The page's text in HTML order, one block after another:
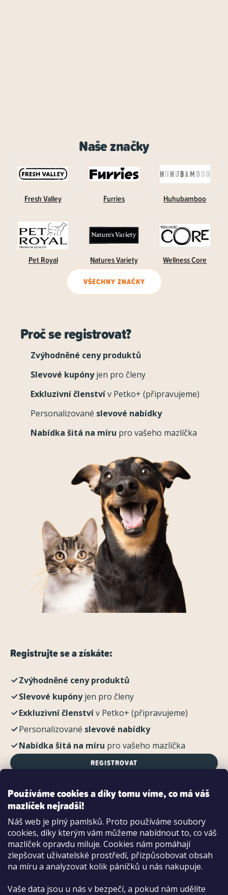
Používáme cookies a díky tomu víme, co má váš
mazlíček nejradši!
Náš web je plný pamlsků. Proto používáme soubory
cookies, díky kterým vám můžeme nabídnout to, co váš
mazlíček opravdu miluje. Cookies nám pomáhají
zlepšovat uživatelské prostředí, přizpůsobovat obsah
na míru a analyzovat kolik páníčků u nás nakupuje.
Vaše data jsou u nás v bezpečí, a pokud nám udělíte
Naše značky
Fresh Valley Furries Huhubamboo
Pet Royal Natures Variety Wellness Core
VŠECHNY ZNAČKY
Proč se registrovat?
Zvýhodněné ceny produktů
Slevové kupónyjen pro členy
Exkluzivní členstvív Petko+ (připravujeme)
Personalizované slevové nabídky
Nabídka šitá na míru pro vašeho mazlíčka
Registrujte se a získáte:
Zvýhodněné ceny produktů
Slevové kupónyjen pro členy
Exkluzivní členstvív Petko+ (připravujeme)
Personalizované slevové nabídky
Nabídka šitá na míru pro vašeho mazlíčka
REGISTROVAT
Možnosti platby:
Dobírkou
Hotově i kartou na pobočce